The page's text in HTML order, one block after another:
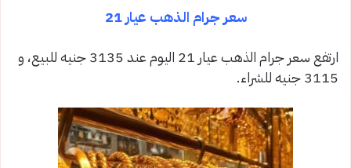
سعر جرام الذهب عيار 21
ارتفع سعر جرام الذهب عيار 21 اليوم عند 3135 جنيه للبيع، و
3115 جنيه للشراء.